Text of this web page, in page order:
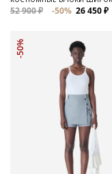
52 900 ₽ -50% 26 450 ₽
-50%